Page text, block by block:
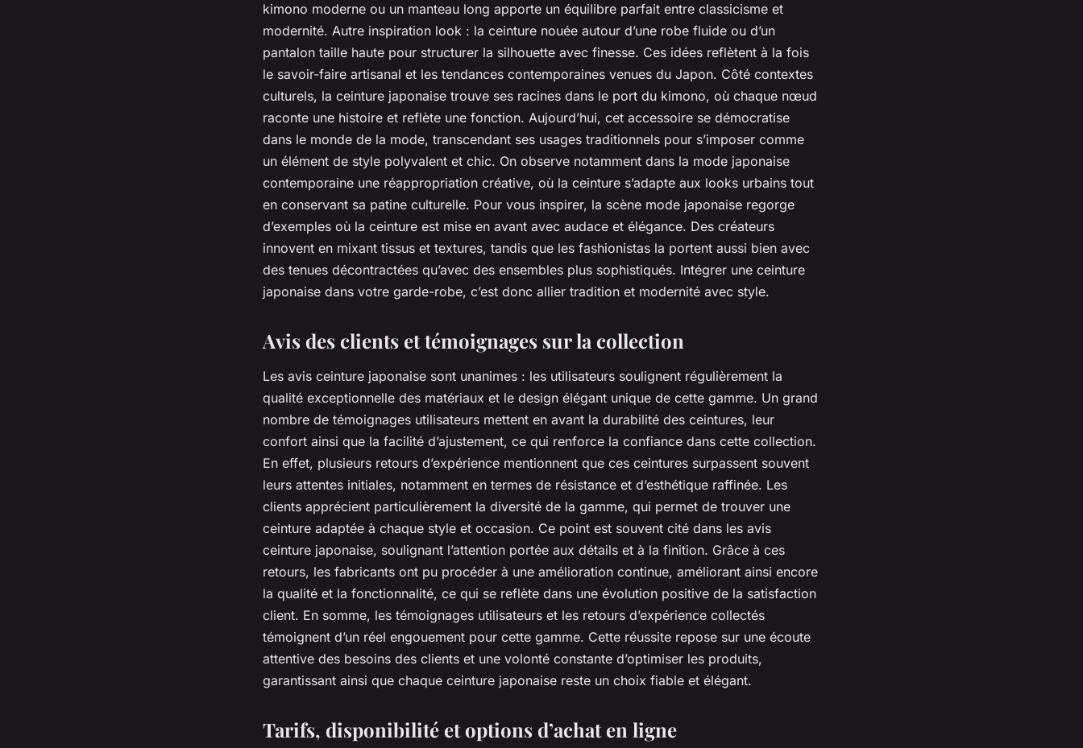
kimono moderne ou un manteau long apporte un équilibre parfait entre classicisme et
modernité. Autre inspiration look : la ceinture nouée autour d’une robe fluide ou d’un
pantalon taille haute pour structurer la silhouette avec finesse. Ces idées reflètent à la fois
le savoir-faire artisanal et les tendances contemporaines venues du Japon. Côté contextes
culturels, la ceinture japonaise trouve ses racines dans le port du kimono, où chaque nœud
raconte une histoire et reflète une fonction. Aujourd’hui, cet accessoire se démocratise
dans le monde de la mode, transcendant ses usages traditionnels pour s’imposer comme
un élément de style polyvalent et chic. On observe notamment dans la mode japonaise
contemporaine une réappropriation créative, où la ceinture s’adapte aux looks urbains tout
en conservant sa patine culturelle. Pour vous inspirer, la scène mode japonaise regorge
d’exemples où la ceinture est mise en avant avec audace et élégance. Des créateurs
innovent en mixant tissus et textures, tandis que les fashionistas la portent aussi bien avec
des tenues décontractées qu’avec des ensembles plus sophistiqués. Intégrer une ceinture
japonaise dans votre garde-robe, c’est donc allier tradition et modernité avec style.
Avis des clients et témoignages sur la collection
Les avis ceinture japonaise sont unanimes : les utilisateurs soulignent régulièrement la
qualité exceptionnelle des matériaux et le design élégant unique de cette gamme. Un grand
nombre de témoignages utilisateurs mettent en avant la durabilité des ceintures, leur
confort ainsi que la facilité d’ajustement, ce qui renforce la confiance dans cette collection.
En effet, plusieurs retours d’expérience mentionnent que ces ceintures surpassent souvent
leurs attentes initiales, notamment en termes de résistance et d’esthétique raffinée. Les
clients apprécient particulièrement la diversité de la gamme, qui permet de trouver une
ceinture adaptée à chaque style et occasion. Ce point est souvent cité dans les avis
ceinture japonaise, soulignant l’attention portée aux détails et à la finition. Grâce à ces
retours, les fabricants ont pu procéder à une amélioration continue, améliorant ainsi encore
la qualité et la fonctionnalité, ce qui se reflète dans une évolution positive de la satisfaction
client. En somme, les témoignages utilisateurs et les retours d’expérience collectés
témoignent d’un réel engouement pour cette gamme. Cette réussite repose sur une écoute
attentive des besoins des clients et une volonté constante d’optimiser les produits,
garantissant ainsi que chaque ceinture japonaise reste un choix fiable et élégant.
Tarifs, disponibilité et options d’achat en ligne